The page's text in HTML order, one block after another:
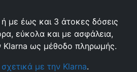
με έως και 3 άτοκες δόσεις
εύκολα και με ασφάλεια,
Klarna ως μέθοδο πληρωμής.
με την Klarna.